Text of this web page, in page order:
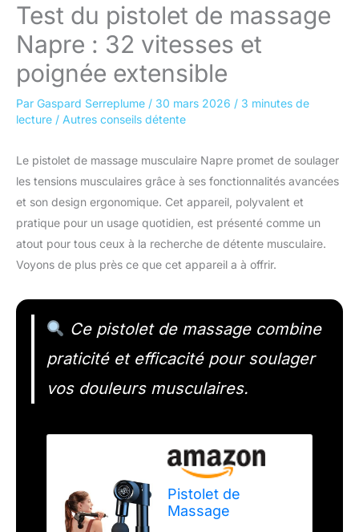
Test du pistolet de massage
Napre : 32 vitesses et
poignée extensible
Par Gaspard Serreplume / 30 mars 2026 / 3 minutes de
lecture / Autres conseils détente
Le pistolet de massage musculaire Napre promet de soulager
les tensions musculaires grâce à ses fonctionnalités avancées
et son design ergonomique. Cet appareil, polyvalent et
pratique pour un usage quotidien, est présenté comme un
atout pour tous ceux à la recherche de détente musculaire.
Voyons de plus près ce que cet appareil a à offrir.
Ce pistolet de massage combine
praticité et efficacité pour soulager
vos douleurs musculaires.
Pistolet de
Massage